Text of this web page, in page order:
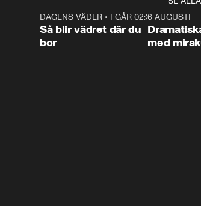
1:06
DAGENS VÄDER • I GÅR 02:30
Så blir vädret där du
bor
6 AUGUSTI
med